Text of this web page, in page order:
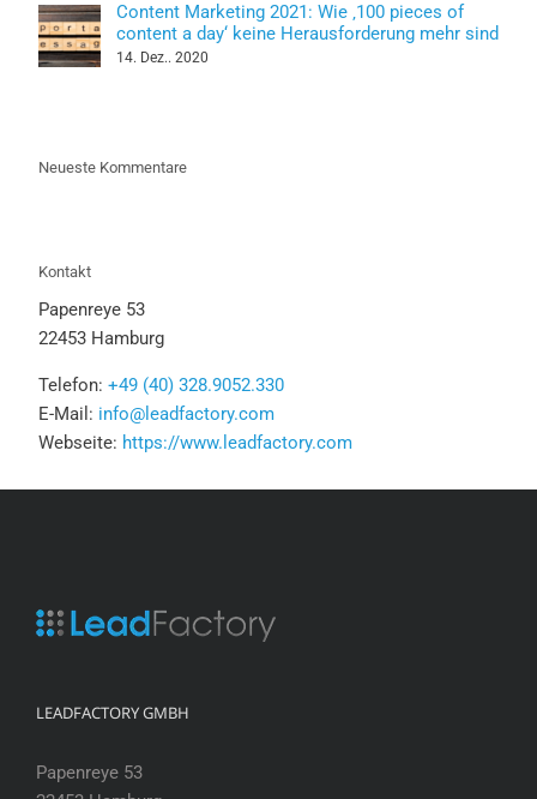
Content Marketing 2021: Wie ‚100 pieces of
content a day‘ keine Herausforderung mehr sind
14. Dez.. 2020
Neueste Kommentare
Kontakt
Papenreye 53
22453 Hamburg
Telefon: +49 (40) 328.9052.330
E-Mail: info@leadfactory.com
Webseite: https://www.leadfactory.com
LEADFACTORY GMBH
Papenreye 53